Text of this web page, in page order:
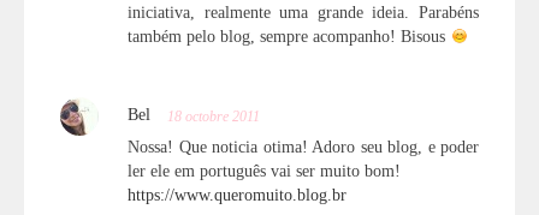
iniciativa, realmente uma grande ideia. Parabéns
também pelo blog, sempre acompanho! Bisous
Bel 18 octobre 2011
Nossa! Que noticia otima! Adoro seu blog, e poder
ler ele em português vai ser muito bom!
https://www.queromuito.blog.br